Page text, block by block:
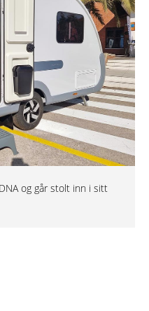
og går stolt inn i sitt